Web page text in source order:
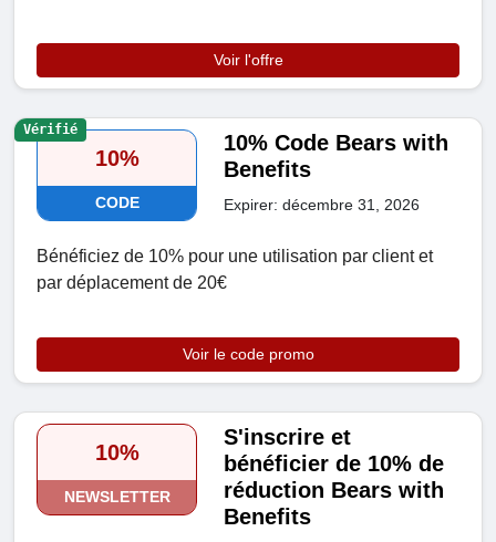
Voir l'offre
10%
CODE
10% Code Bears with
Benefits
Expirer: décembre 31, 2026
Bénéficiez de 10% pour une utilisation par client et
par déplacement de 20€
Voir le code promo
Vérifié
10%
NEWSLETTER
S'inscrire et
bénéficier de 10% de
réduction Bears with
Benefits